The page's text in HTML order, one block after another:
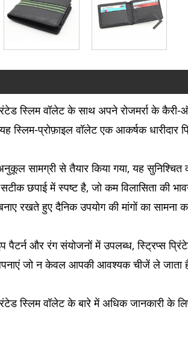
स्लिम वॉलेट के साथ अपने रोजमर्रा के
स्लिम-प्रोफ़ाइल वॉलेट एक आकर्षक धारीदार
सामग्री से तैयार किया गया, यह
छपाई में स्पष्ट है, जो कम विलासिता की
रखते हुए दैनिक उपयोग की मांगों का सामना
पैटर्न और रंग संयोजनों में उपलब्ध, स्ट्रिप्स
जो न केवल आपकी आवश्यक चीजें ले जाता
स्लिम वॉलेट के बारे में अधिक जानकारी के